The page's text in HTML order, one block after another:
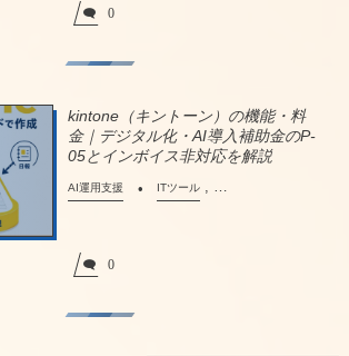
0
kintone（キントーン）の機能・料
金｜デジタル化・AI導入補助金のP-
05とインボイス非対応を解説
AI運用支援 ITツール , …
0